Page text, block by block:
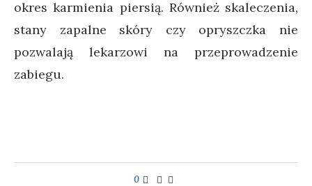
okres karmienia piersią. Również skaleczenia,
stany zapalne skóry czy opryszczka nie
pozwalają lekarzowi na przeprowadzenie
zabiegu.
0